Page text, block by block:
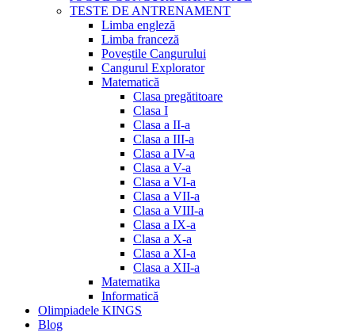
TESTE DE ANTRENAMENT
Limba engleză
Limba franceză
Poveștile Cangurului
Cangurul Explorator
Matematică
Clasa pregătitoare
Clasa I
Clasa a II-a
Clasa a III-a
Clasa a IV-a
Clasa a V-a
Clasa a VI-a
Clasa a VII-a
Clasa a VIII-a
Clasa a IX-a
Clasa a X-a
Clasa a XI-a
Clasa a XII-a
Matematika
Informatică
Olimpiadele KINGS
Blog